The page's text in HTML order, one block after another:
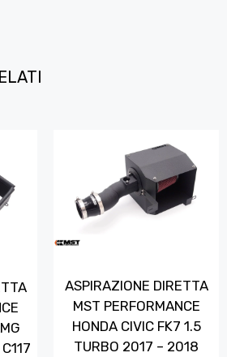
ASPIRAZIONE DIRETTA
MST PERFORMANCE
HONDA CIVIC FK7 1.5
TURBO 2017 – 2018